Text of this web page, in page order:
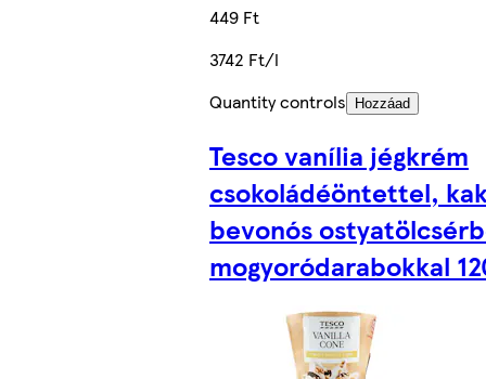
449 Ft
3742 Ft/l
Quantity controls
Hozzáad
Tesco vanília jégkrém
csokoládéöntettel,
bevonós
mogyoródarabokkal